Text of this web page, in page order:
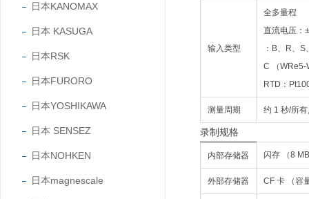
日本KANOMAX
日本 KASUGA
日本RSK
日本FURORO
日本YOSHIKAWA
日本 SENSEZ
日本NOHKEN
日本magnescale
输入类型
全多量程
直流电压：
：B、R、
C （WRe5-
RTD：
测量周期 约 1 秒/所
录制规格
内部存储器 闪存 （8
外部存储器 CF 卡 （容